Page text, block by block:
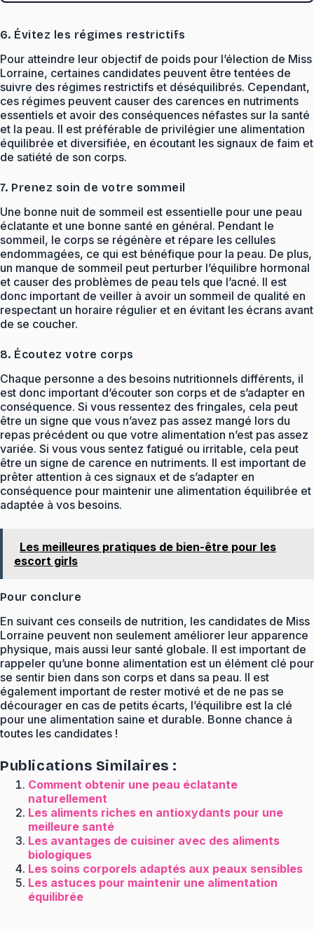
6. Évitez les régimes restrictifs
Pour atteindre leur objectif de poids pour l’élection de Miss
Lorraine, certaines candidates peuvent être tentées de
suivre des régimes restrictifs et déséquilibrés. Cependant,
ces régimes peuvent causer des carences en nutriments
essentiels et avoir des conséquences néfastes sur la santé
et la peau. Il est préférable de privilégier une alimentation
équilibrée et diversifiée, en écoutant les signaux de faim et
de satiété de son corps.
7. Prenez soin de votre sommeil
Une bonne nuit de sommeil est essentielle pour une peau
éclatante et une bonne santé en général. Pendant le
sommeil, le corps se régénère et répare les cellules
endommagées, ce qui est bénéfique pour la peau. De plus,
un manque de sommeil peut perturber l’équilibre hormonal
et causer des problèmes de peau tels que l’acné. Il est
donc important de veiller à avoir un sommeil de qualité en
respectant un horaire régulier et en évitant les écrans avant
de se coucher.
8. Écoutez votre corps
Chaque personne a des besoins nutritionnels différents, il
est donc important d’écouter son corps et de s’adapter en
conséquence. Si vous ressentez des fringales, cela peut
être un signe que vous n’avez pas assez mangé lors du
repas précédent ou que votre alimentation n’est pas assez
variée. Si vous vous sentez fatigué ou irritable, cela peut
être un signe de carence en nutriments. Il est important de
prêter attention à ces signaux et de s’adapter en
conséquence pour maintenir une alimentation équilibrée et
adaptée à vos besoins.
Les meilleures pratiques de bien-être pour les
escort girls
Pour conclure
En suivant ces conseils de nutrition, les candidates de Miss
Lorraine peuvent non seulement améliorer leur apparence
physique, mais aussi leur santé globale. Il est important de
rappeler qu’une bonne alimentation est un élément clé pour
se sentir bien dans son corps et dans sa peau. Il est
également important de rester motivé et de ne pas se
décourager en cas de petits écarts, l’équilibre est la clé
pour une alimentation saine et durable. Bonne chance à
toutes les candidates !
Publications Similaires :
Comment obtenir une peau éclatante
naturellement
Les aliments riches en antioxydants pour une
meilleure santé
Les avantages de cuisiner avec des aliments
biologiques
Les soins corporels adaptés aux peaux sensibles
Les astuces pour maintenir une alimentation
équilibrée